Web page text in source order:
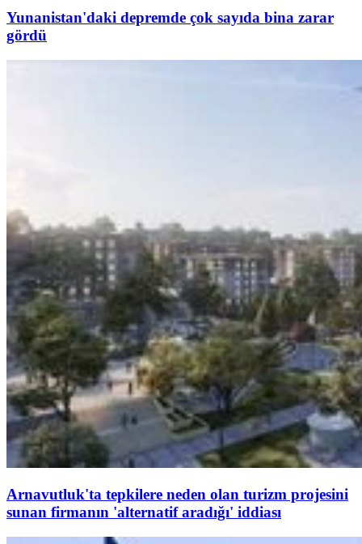
Yunanistan'daki depremde çok sayıda bina zarar
gördü
Arnavutluk'ta tepkilere neden olan turizm projesini
sunan firmanın 'alternatif aradığı' iddiası